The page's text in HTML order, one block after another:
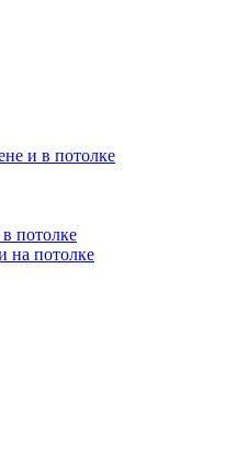
и в потолке
потолке
на потолке